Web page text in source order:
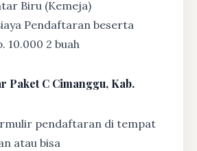
Biru (Kemeja)
Pendaftaran beserta
10.000 2 buah
Paket C Cimanggu, Kab.
pendaftaran di tempat
atau bisa